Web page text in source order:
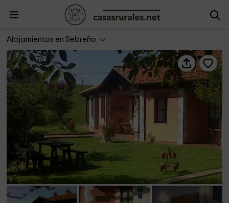
Alojamientos en Sebreño
Apartamentos La Jarabiega